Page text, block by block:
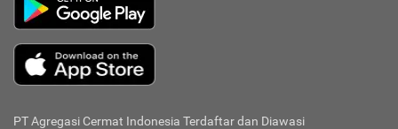
PT Agregasi Cermat Indonesia Terdaftar dan Diawasi